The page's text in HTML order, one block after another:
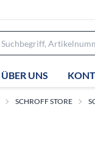
ÜBER UNS
SCHROFF STORE